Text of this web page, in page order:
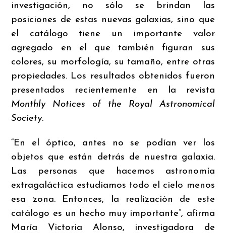
investigación, no sólo se brindan las
posiciones de estas nuevas galaxias, sino que
el catálogo tiene un importante valor
agregado en el que también figuran sus
colores, su morfología, su tamaño, entre otras
propiedades. Los resultados obtenidos fueron
presentados recientemente en la revista
Monthly Notices of the Royal Astronomical
Society.
“En el óptico, antes no se podían ver los
objetos que están detrás de nuestra galaxia.
Las personas que hacemos astronomía
extragaláctica estudiamos todo el cielo menos
esa zona. Entonces, la realización de este
catálogo es un hecho muy importante”, afirma
María Victoria Alonso, investigadora de